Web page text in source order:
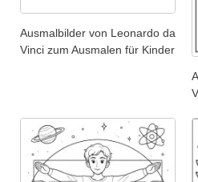
Ausmalbilder von Leonardo da
Vinci zum Ausmalen für Kinder